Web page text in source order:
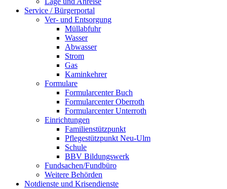
Service / Bürgerportal
Ver- und Entsorgung
Müllabfuhr
Wasser
Abwasser
Strom
Gas
Kaminkehrer
Formulare
Formularcenter Buch
Formularcenter Oberroth
Formularcenter Unterroth
Einrichtungen
Familienstützpunkt
Pflegestützpunkt Neu-Ulm
Schule
BBV Bildungswerk
Fundsachen/Fundbüro
Weitere Behörden
Notdienste und Krisendienste